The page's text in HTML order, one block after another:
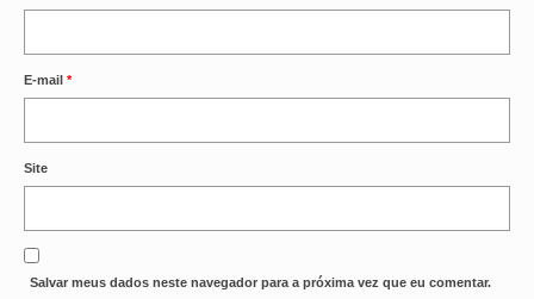
E-mail *
Site
Salvar meus dados neste navegador para a próxima vez que eu comentar.